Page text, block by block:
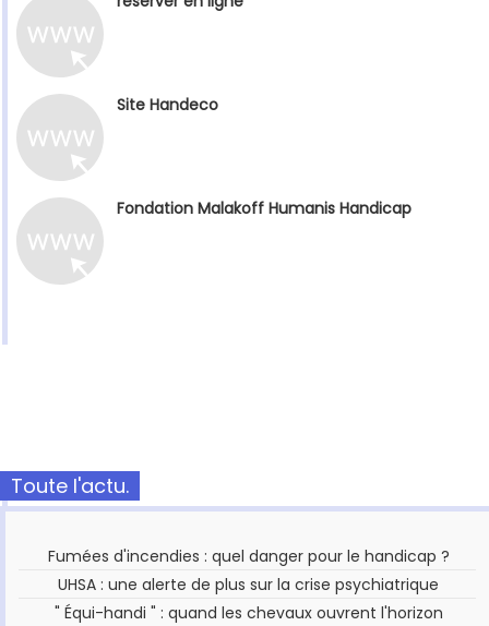
Site Handeco
Fondation Malakoff Humanis Handicap
Toute l'actu.
Fumées d'incendies : quel danger pour le handicap ?
UHSA : une alerte de plus sur la crise psychiatrique
" Équi-handi " : quand les chevaux ouvrent l'horizon